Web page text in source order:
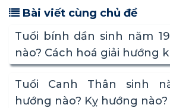
Bài viết cùng chủ đề
Tuổi bính dần sinh năm
nào? Cách hoá giải hướng
Tuổi Canh Thân sinh
hướng nào? Kỵ hướng nào?